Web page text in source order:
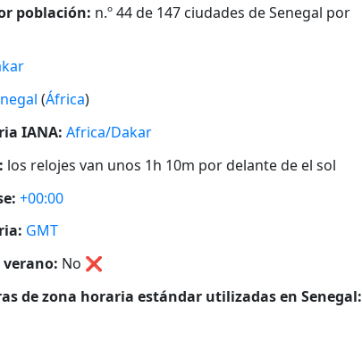
población: n.º 44 de 147 ciudades de Senegal por
(África)
IANA: Africa/Dakar
los relojes van unos 1h 10m por delante de el sol
+00:00
GMT
No ❌
de zona horaria estándar utilizadas en Senegal: